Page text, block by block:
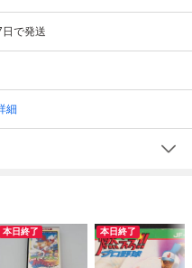
で発送
細
本日終了 本日終了